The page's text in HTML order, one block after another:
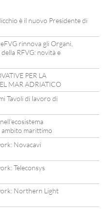
è il nuovo Presidente di
rinnova gli Organi,
RFVG: novità e
PER LA
MAR ADRIATICO
Tavoli di lavoro di
ambito marittimo
Novacavi
Teleconsys
Northern Light